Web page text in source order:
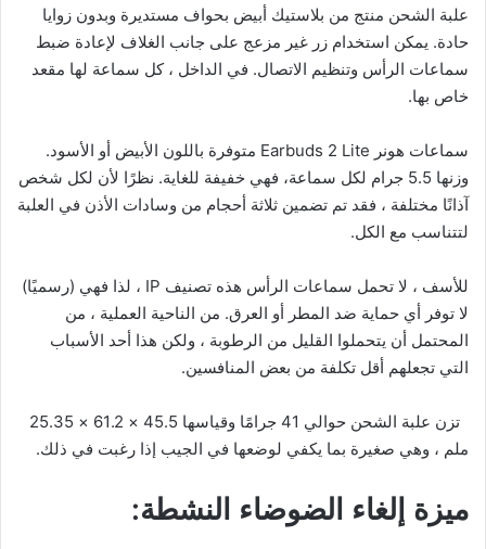
علبة الشحن منتج من بلاستيك أبيض بحواف مستديرة وبدون زوايا
حادة. يمكن استخدام زر غير مزعج على جانب الغلاف لإعادة ضبط
سماعات الرأس وتنظيم الاتصال. في الداخل ، كل سماعة لها مقعد
خاص بها.
سماعات هونر Earbuds 2 Lite متوفرة باللون الأبيض أو الأسود.
وزنها 5.5 جرام لكل سماعة، فهي خفيفة للغاية. نظرًا لأن لكل شخص
آذانًا مختلفة ، فقد تم تضمين ثلاثة أحجام من وسادات الأذن في العلبة
لتتناسب مع الكل.
للأسف ، لا تحمل سماعات الرأس هذه تصنيف IP ، لذا فهي (رسميًا)
لا توفر أي حماية ضد المطر أو العرق. من الناحية العملية ، من
المحتمل أن يتحملوا القليل من الرطوبة ، ولكن هذا أحد الأسباب
التي تجعلهم أقل تكلفة من بعض المنافسين.
تزن علبة الشحن حوالي 41 جرامًا وقياسها 45.5 × 61.2 × 25.35
ملم ، وهي صغيرة بما يكفي لوضعها في الجيب إذا رغبت في ذلك.
ميزة إلغاء الضوضاء النشطة: